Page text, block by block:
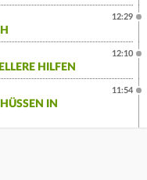
12:29
HILFEN
12:10
IN
11:54